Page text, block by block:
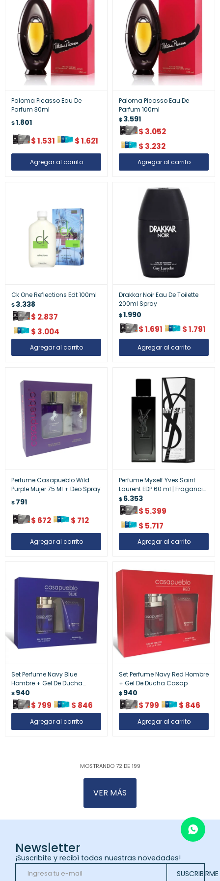
Paloma Picasso Eau De
Parfum 30ml
$1.801
$1.531 $1.621
Paloma Picasso Eau De
Parfum 100ml
$3.591
$ 3.052
$ 3.232
Ck One Reflections Edt 100ml
$3.338
$ 2.837
$ 3.004
Drakkar Noir Eau De Toilette
200ml Spray
$1.990
$1.691 $1.791
Perfume Casapueblo Wild
Purple Mujer 75 Ml + Deo Spray
$791
$ 672 $ 712
Perfume Myself Yves Saint
Laurent EDP 60 ml | Fragancia
Femenina de Lujo
$6.353
$ 5.399
$ 5.717
Set Perfume Navy Blue
Hombre + Gel De Ducha
Casap
$940
$ 799 $ 846
Set Perfume Navy Red Hombre
+ Gel De Ducha Casap
$940
$ 799 $ 846
MOSTRANDO72 DE 199
VER MÁS
Newsletter
¡Suscribite y recibí todas nuestras novedades!
SUSCRIBIRME